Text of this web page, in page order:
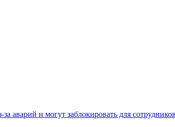
аварий и могут заблокировать для